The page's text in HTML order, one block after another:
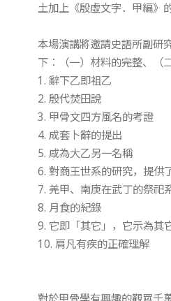
土加上《殷虛文字．甲編》
本場演講將邀請史語所副研
下：（一）材料的完整、（
1. 辭下乙即祖乙
2. 殷代焚田說
3. 甲骨文四方風名的考證
4. 成套卜辭的提出
5. 咸為大乙另一名稱
6. 對商王世系的研究，提供
7. 羌甲、南庚在武丁的祭祀
8. 月食的紀錄
9. 它即「其它」，它示為其
10. 肩凡有疾的正確理解